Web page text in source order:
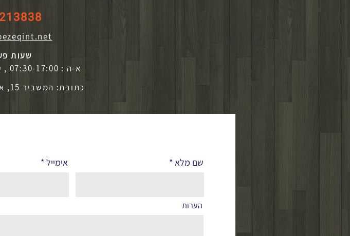
שעות
א-ה : 07:30-17:00 , יום ו: 08:00-12:30
כתובת: המשביר 15, אזור התעשייה, חולון
אימייל שם מלא
הערות